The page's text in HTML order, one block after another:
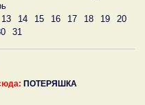
13 14 15 16 17 18 19
20
31
ПОТЕРЯШКА